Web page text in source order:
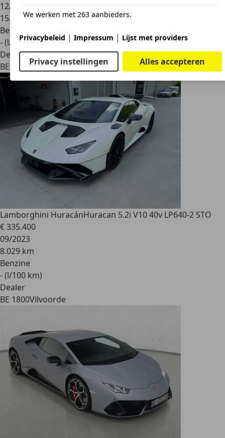
12/2023
15.000 km
Benzine
- (l/100 km)
Dealer
BE 8730 Beernem
Lamborghini HuracánHuracan 5.2i V10 40v LP640-2 STO
€ 335.400
09/2023
8.029 km
Benzine
- (l/100 km)
Dealer
BE 1800Vilvoorde
We werken met 263 aanbieders.
Privacybeleid | Impressum | Lijst met providers
Privacy instellingen Alles accepteren